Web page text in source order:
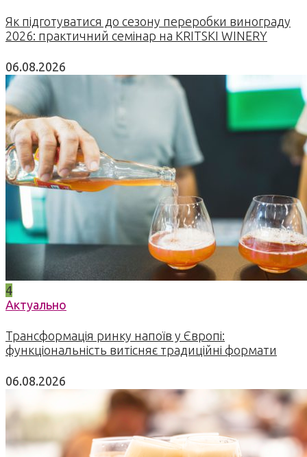
Як підготуватися до сезону переробки винограду
2026: практичний семінар на KRITSKI WINERY
06.08.2026
4
Актуально
Трансформація ринку напоїв у Європі:
функціональність витісняє традиційні формати
06.08.2026